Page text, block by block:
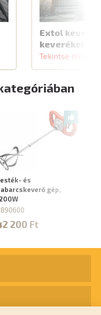
Extol
Tekintse meg a
és
gép,
200 Ft